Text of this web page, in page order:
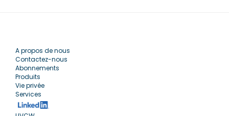
A propos de nous
Contactez-nous
Abonnements
Produits
Vie privée
Services